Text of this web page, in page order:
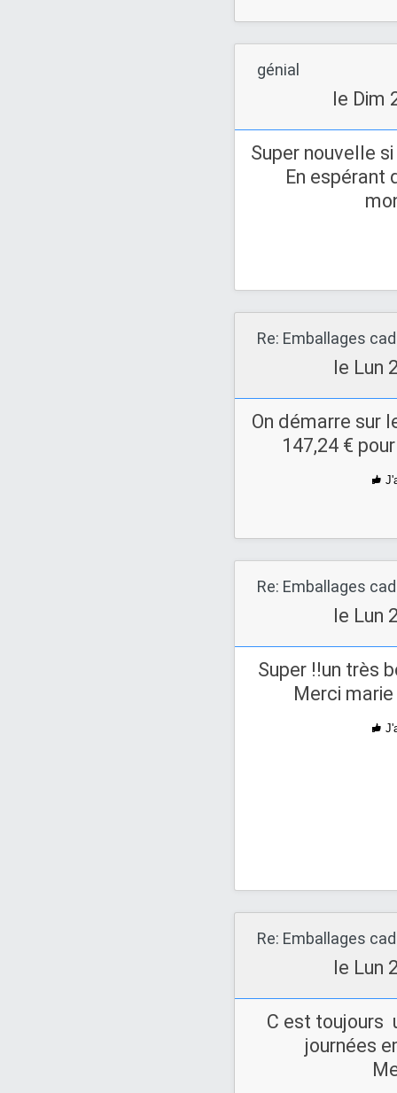
génial
le Dim
Super nouvelle
En espérant
Re: Emballages
le Lun
On démarre sur
147,24 €
Re: Emballages
le Lun
Super !!un très
Merci
Re: Emballages
le Lun
C est toujours
journées